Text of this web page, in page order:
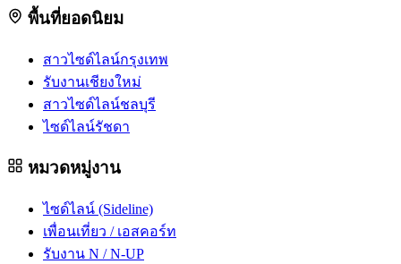
พื้นที่ยอดนิยม
สาวไซด์ไลน์กรุงเทพ
รับงานเชียงใหม่
สาวไซด์ไลน์ชลบุรี
ไซด์ไลน์รัชดา
หมวดหมู่งาน
ไซด์ไลน์ (Sideline)
เพื่อนเที่ยว / เอสคอร์ท
รับงาน N / N-UP